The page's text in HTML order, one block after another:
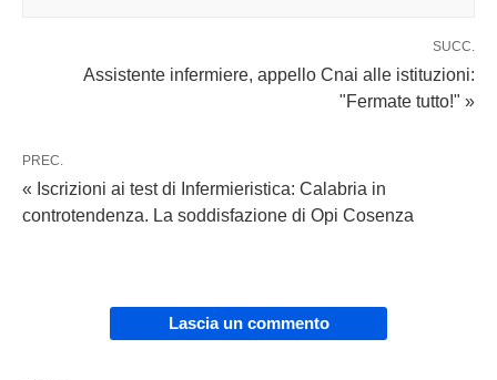
SUCC.
Assistente infermiere, appello Cnai alle istituzioni:
"Fermate tutto!" »
PREC.
« Iscrizioni ai test di Infermieristica: Calabria in
controtendenza. La soddisfazione di Opi Cosenza
Lascia un commento